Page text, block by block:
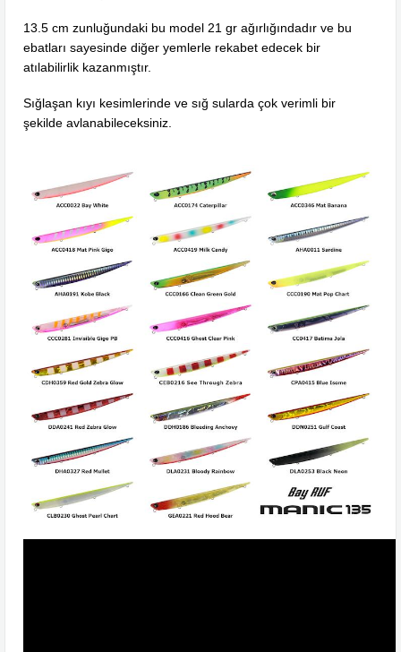
13.5 cm zunluğundaki bu model 21 gr ağırlığındadır ve bu
ebatları sayesinde diğer yemlerle rekabet edecek bir
atılabilirlik kazanmıştır.
Sığlaşan kıyı kesimlerinde ve sığ sularda çok verimli bir
şekilde avlanabileceksiniz.